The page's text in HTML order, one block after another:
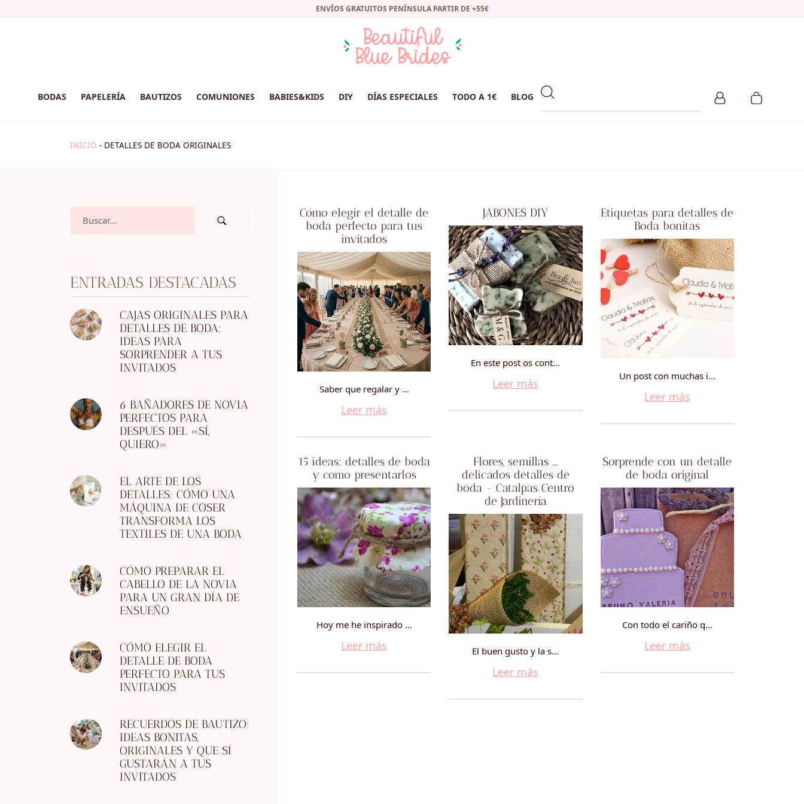
ENVÍOS GRATUITOS PENÍNSULA PARTIR DE +55€
BODAS PAPELERÍA BAUTIZOS COMUNIONES BABIES&KIDS DIY DÍAS ESPECIALES TODO A 1€ BLOG
INICIO - DETALLES DE BODA ORIGINALES
Cómo elegir el detalle de
boda perfecto para tus
invitados
Saber que regalar y ...
Leer más
JABONES DIY
En este post os cont...
Leer más
Etiquetas para detalles de
Boda bonitas
Un post con muchas i...
Leer más
15 ideas: detalles de boda
y como presentarlos
Hoy me he inspirado ...
Leer más
Flores, semillas ...
delicados detalles de
boda - Catalpas Centro
de Jardinería
El buen gusto y la s...
Leer más
Sorprende con un detalle
de boda original
Con todo el cariño q...
Leer más
ENTRADAS DESTACADAS
CAJAS ORIGINALES PARA
DETALLES DE BODA:
IDEAS PARA
SORPRENDER A TUS
INVITADOS
6 BAÑADORES DE NOVIA
PERFECTOS PARA
DESPUÉS DEL «SÍ,
QUIERO»
EL ARTE DE LOS
DETALLES: CÓMO UNA
MÁQUINA DE COSER
TRANSFORMA LOS
TEXTILES DE UNA BODA
CÓMO PREPARAR EL
CABELLO DE LA NOVIA
PARA UN GRAN DÍA DE
ENSUEÑO
CÓMO ELEGIR EL
DETALLE DE BODA
PERFECTO PARA TUS
INVITADOS
RECUERDOS DE BAUTIZO:
IDEAS BONITAS,
ORIGINALES Y QUE SÍ
GUSTARÁN A TUS
INVITADOS